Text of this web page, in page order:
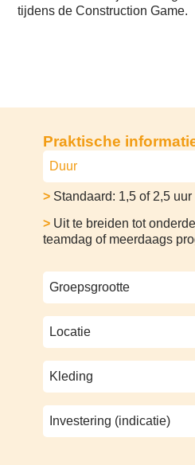
tijdens de Construction Game.
Praktische
Duur
> Standaard: 1,5 of 2,5 uur
> Uit te breiden tot
teamdag of meerdaags
Groepsgrootte
Locatie
Kleding
Investering (indicatie)